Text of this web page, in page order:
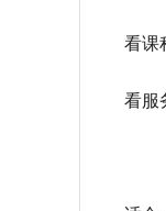
看课
看服